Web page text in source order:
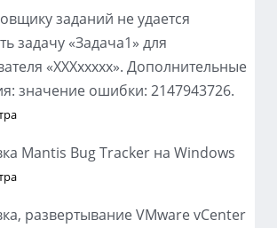
заданий не удается
задачу «Задача1» для
«XXXxxxxx». Дополнительные
значение ошибки: 2147943726.
Mantis Bug Tracker на Windows
развертывание VMware vCenter